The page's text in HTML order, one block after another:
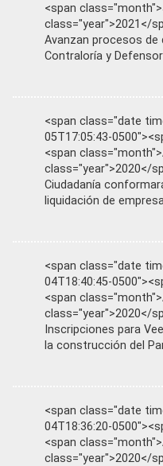
<span
class="year">2021</
Avanzan procesos
Contraloría y
<span class="date
05T17:05:43-
<span
class="year">2020</
Ciudadanía
liquidación de
<span class="date
04T18:40:45-
<span
class="year">2020</
Inscripciones para
la construcción del
<span class="date
04T18:36:20-
<span
class="year">2020</